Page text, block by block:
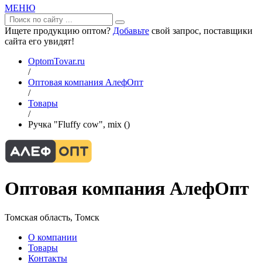
МЕНЮ
Ищете продукцию оптом? Добавьте свой запрос, поставщики
сайта его увидят!
OptomTovar.ru
/
Оптовая компания АлефОпт
/
Товары
/
Ручка "Fluffy cow", mix ()
Оптовая компания АлефОпт
Томская область, Томск
О компании
Товары
Контакты